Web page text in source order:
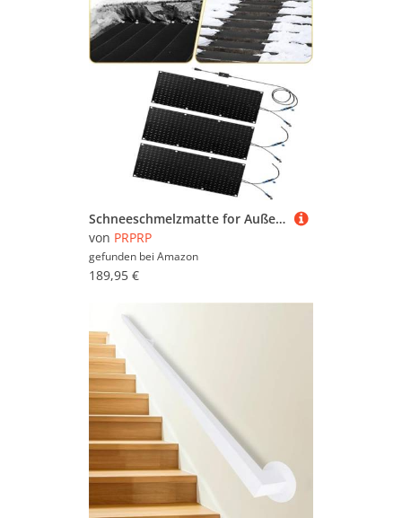
Schneeschmelzmatte for Außentreppen und Gehwege – Schmelzgeschwindigkeit 2 Zoll/h, wasserdicht, rutschfest, 360-W-Netzkabel im Lieferumfang enthalten(30x120cmx3Pcs)
von PRPRP
gefunden bei Amazon
189,95 €